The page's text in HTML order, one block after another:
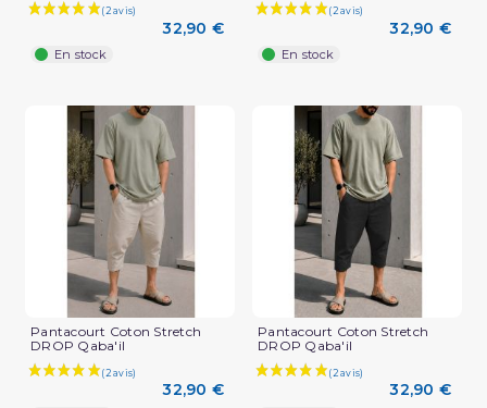
32,90 €
En stock
32,90 €
En stock
Pantacourt Coton Stretch
DROP Qaba'il
32,90 €
Pantacourt Coton Stretch
DROP Qaba'il
32,90 €